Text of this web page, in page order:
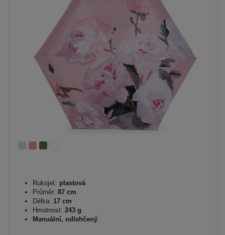
Rukojeť: plastová
Průměr: 87 cm
Délka: 17 cm
Hmotnost: 243 g
Manuální, odlehčený